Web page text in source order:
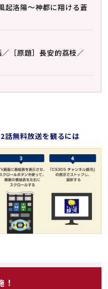
起洛陽～神都に翔ける蒼
［原題］長安的荔枝／
話無料放送を観るには